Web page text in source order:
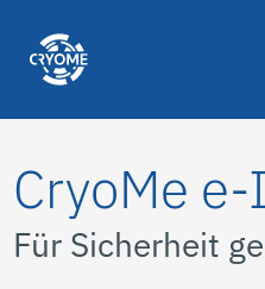
CryoMe
Für Sicherheit